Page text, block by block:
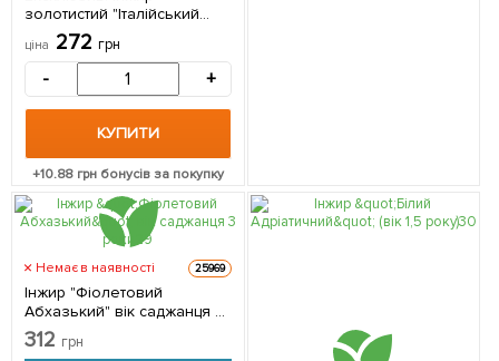
золотистий "Італійський
Медовий" (Lattarula)
(преміальний вишуканий
упаковці
ціна 272 грн
- +
КУПИТИ
+10.88 грн бонусів за покупку
Немає в наявності 25969
Інжир "Фіолетовий
Абхазький" вік саджанця 3
роки 1 саджанець в
упаковці
312 грн